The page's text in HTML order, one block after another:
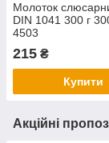
Молоток
DIN 1041 300 г
4503
215 ₴
Купити
Акційні